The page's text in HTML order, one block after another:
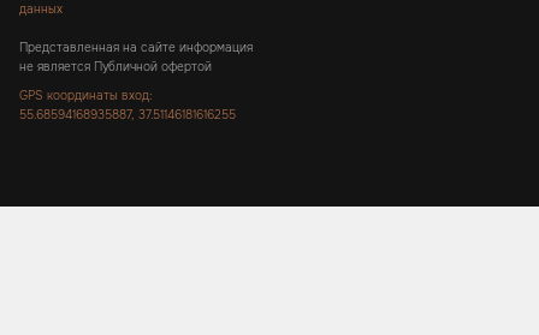
данных
Представленная на сайте информация
не является Публичной офертой
GPS координаты вход:
55.68594168935887, 37.51146181616255